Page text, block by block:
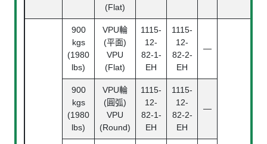
(Flat)
900
kgs
(1980
lbs)
VPU輪
(平面)
VPU
(Flat)
1115-
12-
82-1-
EH
1115-
12-
82-2-
EH
—
900
kgs
(1980
lbs)
VPU輪
(圓弧)
VPU
(Round)
1115-
12-
82-1-
EH
1115-
12-
82-2-
EH
—